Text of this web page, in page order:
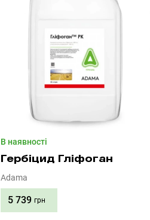
В наявності
Гербіцид Гліфоган
Adama
5 739 грн